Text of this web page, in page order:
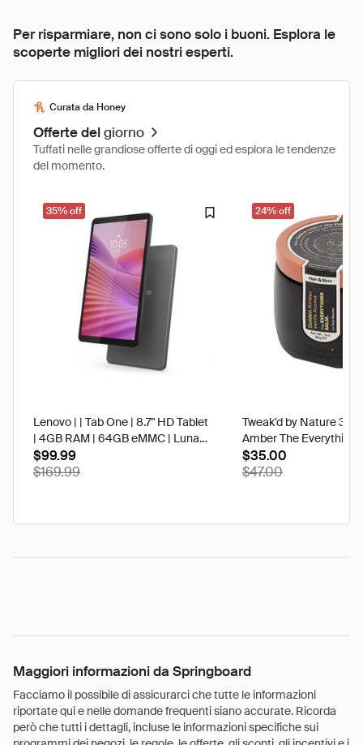
Per risparmiare, non ci sono solo i buoni. Esplora le
scoperte migliori dei nostri esperti.
Curata da Honey
Offerte delgiorno
Tuffati nelle grandiose offerte di oggi ed esplora le tendenze
del momento.
35% off
Lenovo | | Tab One | 8.7" HD Tablet
| 4GB RAM | 64GB eMMC | Luna
Grey | Best Buy
$99.99
$169.99
24% off
Tweak'd by Nature 3
Amber The Everything
$35.00
$47.00
Maggiori informazioni da Springboard
Facciamo il possibile di assicurarci che tutte le informazioni
riportate qui e nelle domande frequenti siano accurate. Ricorda
però che tutti i dettagli, incluse le informazioni specifiche sui